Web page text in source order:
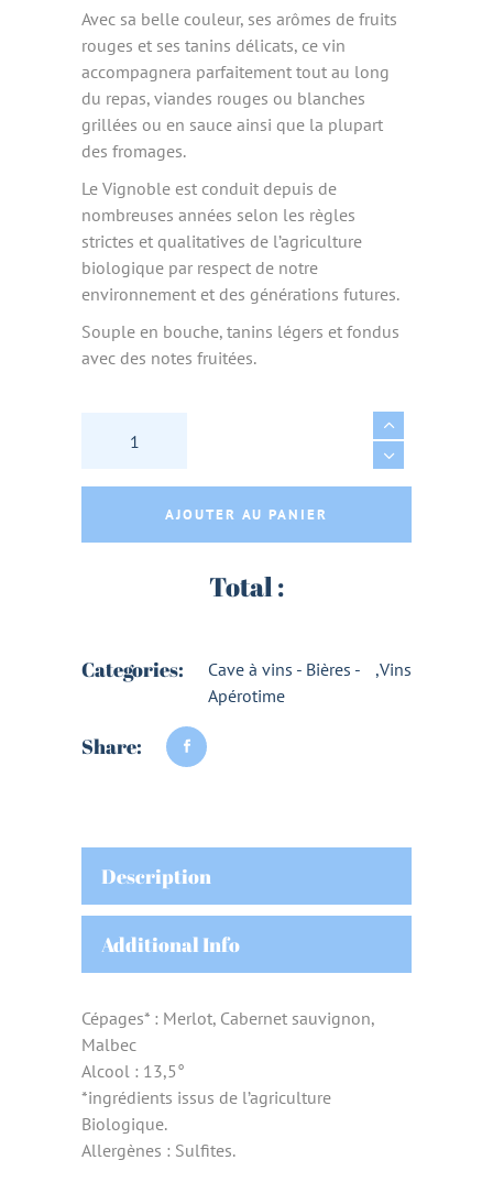
Avec sa belle couleur, ses arômes de fruits
rouges et ses tanins délicats, ce vin
accompagnera parfaitement tout au long
du repas, viandes rouges ou blanches
grillées ou en sauce ainsi que la plupart
des fromages.
Le Vignoble est conduit depuis de
nombreuses années selon les règles
strictes et qualitatives de l’agriculture
biologique par respect de notre
environnement et des générations futures.
Souple en bouche, tanins légers et fondus
avec des notes fruitées.
AOP CÔTES DE BOURG 2020 BIO 75CL -
AJOUTER AU PANIER
Total :
Categories:
Cave à vins - Bières -
Apérotime
,Vins
Share:
Description
Additional Info
Cépages* : Merlot, Cabernet sauvignon,
Malbec
Alcool : 13,5°
*ingrédients issus de l’agriculture
Biologique.
Allergènes : Sulfites.